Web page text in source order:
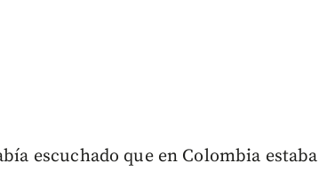
escuchado que en Colombia estaba